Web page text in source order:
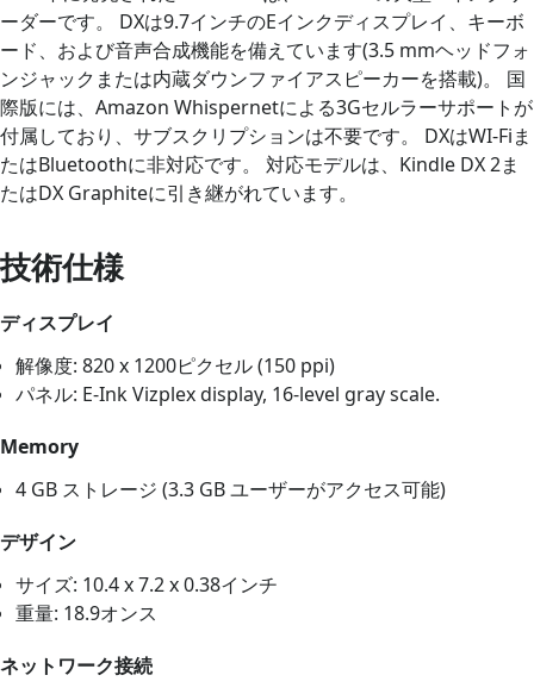
ーダーです。 DXは9.7インチのEインクディスプレイ、キーボ
ード、および音声合成機能を備えています(3.5 mmヘッドフォ
ンジャックまたは内蔵ダウンファイアスピーカーを搭載)。 国
際版には、Amazon Whispernetによる3Gセルラーサポートが
付属しており、サブスクリプションは不要です。 DXはWI-Fiま
たはBluetoothに非対応です。 対応モデルは、Kindle DX 2ま
たはDX Graphiteに引き継がれています。
技術仕様
ディスプレイ
解像度: 820 x 1200ピクセル (150 ppi)
パネル: E-Ink Vizplex display, 16-level gray scale.
Memory
4 GB ストレージ (3.3 GB ユーザーがアクセス可能)
デザイン
サイズ: 10.4 x 7.2 x 0.38インチ
重量: 18.9オンス
ネットワーク接続